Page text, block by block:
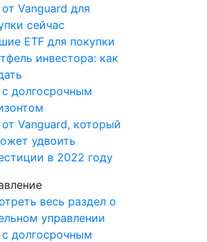
от Vanguard для
сейчас
ETF для покупки
инвестора: как
с долгосрочным
от Vanguard, который
удвоить
в 2022 году
с долгосрочным